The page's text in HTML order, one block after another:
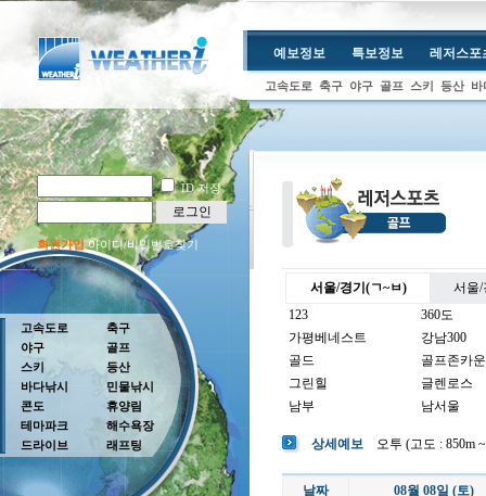
ID 저장
로그인
회원가입아이디/비밀번호찾기
예보정보 특보정보 레저스포
고속도로 축구 야구 골프 스키 등산 바
고속도로
야구
스키
바다낚시
콘도
테마파크
드라이브
축구
골프
등산
민물낚시
휴양림
해수욕장
래프팅
서울/경기(ㄱ~ㅂ)
서울/
123
360도
가평베네스트
강남300
골드
골프존카
그린힐
글렌로스
남부
남서울
뉴코리아
더반
더크로스비
더헤븐
상세예보 오투 (고도 : 850m ~
날짜
08월 08일 (토)